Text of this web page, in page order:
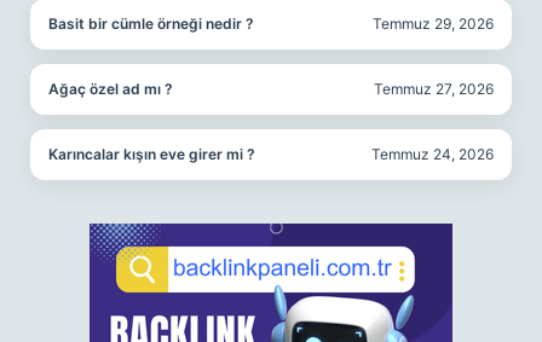
Basit bir cümle örneği nedir ? Temmuz 29, 2026
Ağaç özel ad mı ? Temmuz 27, 2026
Karıncalar kışın eve girer mi ? Temmuz 24, 2026